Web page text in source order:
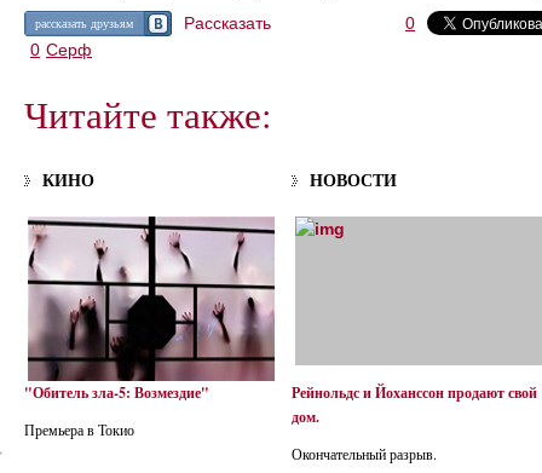
рассказать друзьям Рассказать
0
0 Серф
Читайте также:
КИНО
"Обитель зла-5: Возмездие"
Премьера в Токио
НОВОСТИ
Рейнольдс и Йоханссон продают свой
дом.
Окончательный разрыв.